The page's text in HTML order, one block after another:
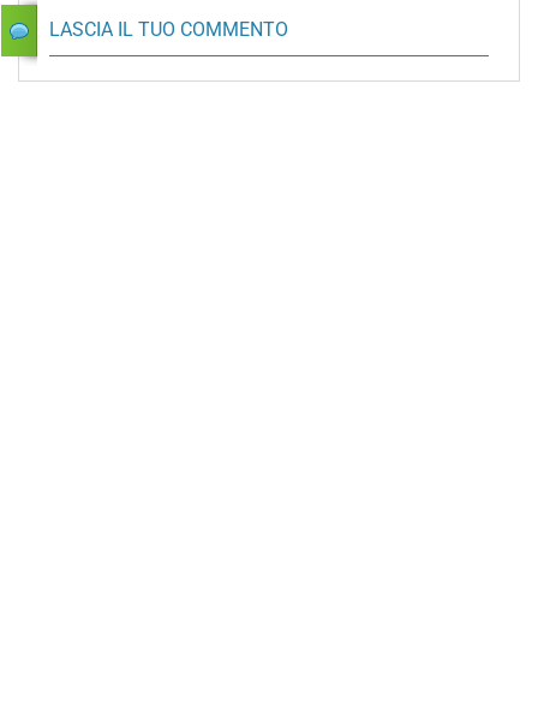
LASCIA IL TUO COMMENTO